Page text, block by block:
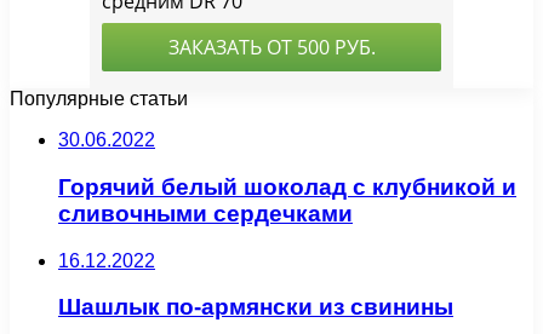
Популярные статьи
30.06.2022
Горячий белый шоколад с клубникой и
сливочными сердечками
16.12.2022
Шашлык по-армянски из свинины